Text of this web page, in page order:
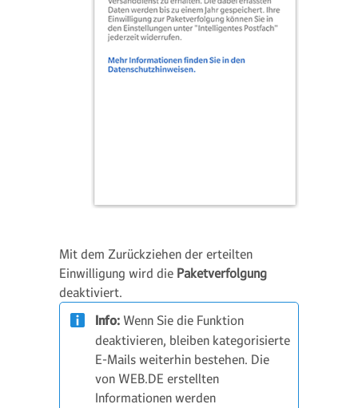
Mit dem Zurückziehen der erteilten
Einwilligung wird die Paketverfolgung
deaktiviert.
Info: Wenn Sie die Funktion
deaktivieren, bleiben kategorisierte
E-Mails weiterhin bestehen. Die
von WEB.DE erstellten
Informationen werden